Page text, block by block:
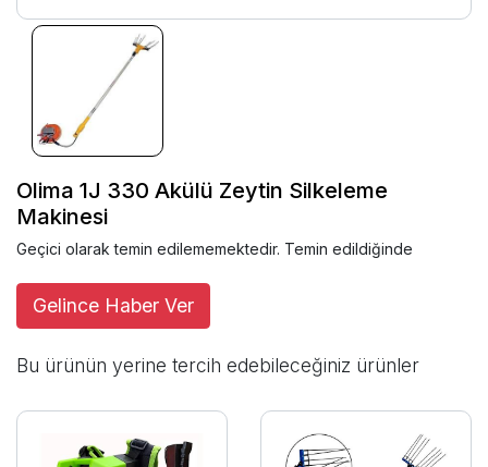
Olima 1J 330 Akülü Zeytin Silkeleme
Makinesi
Geçici olarak temin edilememektedir. Temin edildiğinde
Gelince Haber Ver
Bu ürünün yerine tercih edebileceğiniz ürünler